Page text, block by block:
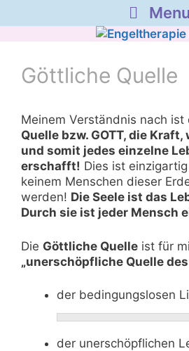
Menu
springenGöttliche Quelle
Meinem Verständnis nach ist
Quelle bzw. GOTT, die Kraft,
und somit jedes einzelne
erschafft! Dies ist
keinem Menschen dieser
werden! Die Seele ist das
Durch sie ist jeder Mensch
Die Göttliche Quelle ist für
„unerschöpfliche Quelle des
der bedingungslosen
der unerschöpflichen